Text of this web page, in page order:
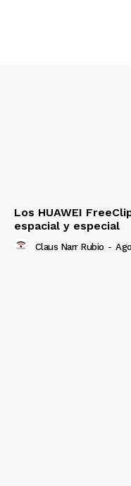
Los HUAWEI
espacial y especial
Claus Narr Rubio -